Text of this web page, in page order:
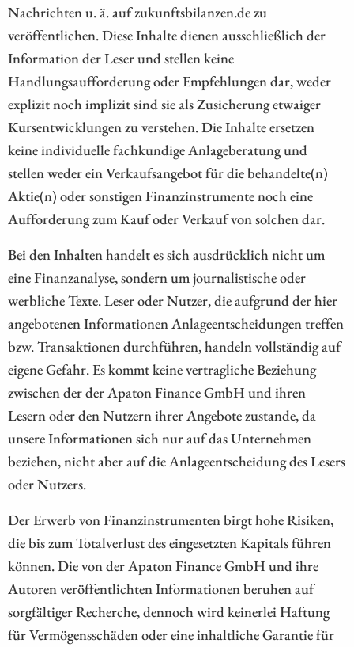
Nachrichten u. ä. auf zukunftsbilanzen.de zu
veröffentlichen. Diese Inhalte dienen ausschließlich der
Information der Leser und stellen keine
Handlungsaufforderung oder Empfehlungen dar, weder
explizit noch implizit sind sie als Zusicherung etwaiger
Kursentwicklungen zu verstehen. Die Inhalte ersetzen
keine individuelle fachkundige Anlageberatung und
stellen weder ein Verkaufsangebot für die behandelte(n)
Aktie(n) oder sonstigen Finanzinstrumente noch eine
Aufforderung zum Kauf oder Verkauf von solchen dar.
Bei den Inhalten handelt es sich ausdrücklich nicht um
eine Finanzanalyse, sondern um journalistische oder
werbliche Texte. Leser oder Nutzer, die aufgrund der hier
angebotenen Informationen Anlageentscheidungen treffen
bzw. Transaktionen durchführen, handeln vollständig auf
eigene Gefahr. Es kommt keine vertragliche Beziehung
zwischen der der Apaton Finance GmbH und ihren
Lesern oder den Nutzern ihrer Angebote zustande, da
unsere Informationen sich nur auf das Unternehmen
beziehen, nicht aber auf die Anlageentscheidung des Lesers
oder Nutzers.
Der Erwerb von Finanzinstrumenten birgt hohe Risiken,
die bis zum Totalverlust des eingesetzten Kapitals führen
können. Die von der Apaton Finance GmbH und ihre
Autoren veröffentlichten Informationen beruhen auf
sorgfältiger Recherche, dennoch wird keinerlei Haftung
für Vermögensschäden oder eine inhaltliche Garantie für